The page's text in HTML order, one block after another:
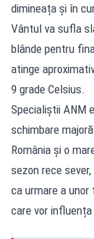
dimineața și în
Vântul va sufla
blânde pentru
atinge
9 grade Celsius.
Specialiștii ANM
schimbare
România și o
sezon rece
ca urmare a
care vor